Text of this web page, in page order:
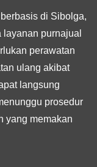
di Sibolga,
purnajual
perawatan
ulang akibat
langsung
prosedur
yang memakan